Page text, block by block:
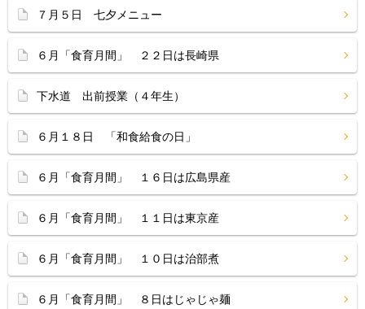
７月５日 七夕メニュー
６月「食育月間」 ２２日は長崎県
下水道 出前授業（４年生）
６月１８日 「和食給食の日」
６月「食育月間」 １６日は広島県産
６月「食育月間」 １１日は東京産
６月「食育月間」 １０日は治部煮
６月「食育月間」 ８日はじゃじゃ麺